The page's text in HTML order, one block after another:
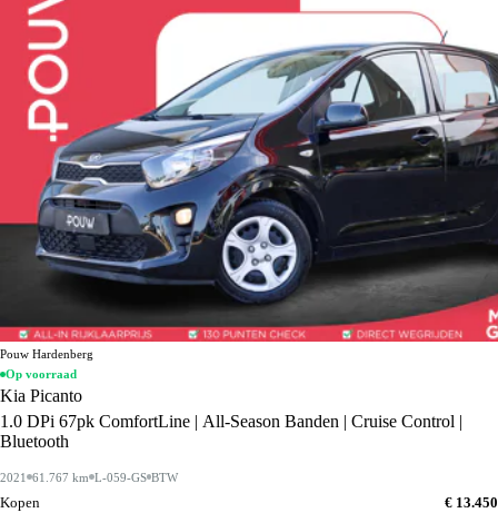
Pouw Hardenberg
Op voorraad
Kia Picanto
1.0 DPi 67pk ComfortLine | All-Season Banden | Cruise Control |
Bluetooth
2021 61.767 km L-059-GS BTW
Kopen
€ 13.450